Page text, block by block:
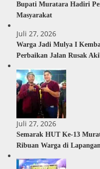
Bupati Muratara Hadiri
Masyarakat
Juli 27, 2026
Warga Jadi Mulya I
Perbaikan Jalan Rusak
Juli 27, 2026
Semarak HUT Ke-13
Ribuan Warga di